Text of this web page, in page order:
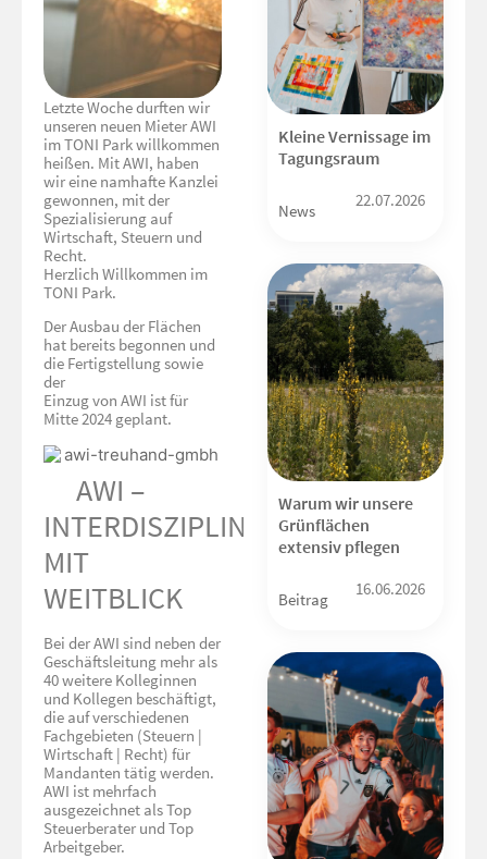
Letzte Woche durften wir
unseren neuen Mieter AWI
im TONI Park willkommen
heißen. Mit AWI, haben
wir eine namhafte Kanzlei
gewonnen, mit der
Spezialisierung auf
Wirtschaft, Steuern und
Recht.
Herzlich Willkommen im
TONI Park.
Der Ausbau der Flächen
hat bereits begonnen und
die Fertigstellung sowie
der
Einzug von AWI ist für
Mitte 2024 geplant.
AWI –
INTERDISZIPLINÄR
MIT
WEITBLICK
Bei der AWI sind neben der
Geschäftsleitung mehr als
40 weitere Kolleginnen
und Kollegen beschäftigt,
die auf verschiedenen
Fachgebieten (Steuern |
Wirtschaft | Recht) für
Mandanten tätig werden.
AWI ist mehrfach
ausgezeichnet als Top
Steuerberater und Top
Arbeitgeber.
Kleine Vernissage im
Tagungsraum
News
22.07.2026
Warum wir unsere
Grünflächen
extensiv pflegen
Beitrag
16.06.2026